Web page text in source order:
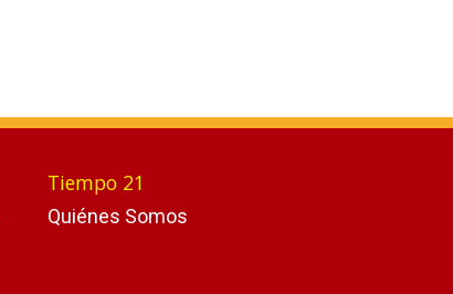
Tiempo 21
Quiénes Somos